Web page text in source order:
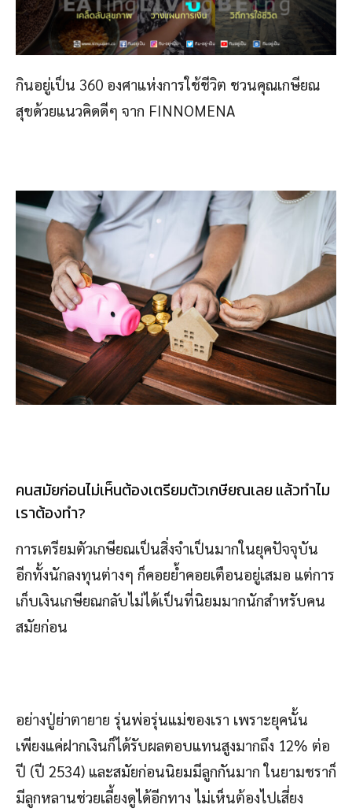
กินอยู่เป็น 360 องศาแห่งการใช้ชีวิต ชวนคุณเกษียณ
สุขด้วยแนวคิดดีๆ จาก FINNOMENA
คนสมัยก่อนไม่เห็นต้องเตรียมตัวเกษียณเลย แล้วทำไม
เราต้องทำ?
การเตรียมตัวเกษียณเป็นสิ่งจำเป็นมากในยุคปัจจุบัน
อีกทั้งนักลงทุนต่างๆ ก็คอยย้ำคอยเตือนอยู่เสมอ แต่การ
เก็บเงินเกษียณกลับไม่ได้เป็นที่นิยมมากนักสำหรับคน
สมัยก่อน
อย่างปู่ย่าตายาย รุ่นพ่อรุ่นแม่ของเรา เพราะยุคนั้น
เพียงแค่ฝากเงินก็ได้รับผลตอบแทนสูงมากถึง 12% ต่อ
ปี (ปี 2534) และสมัยก่อนนิยมมีลูกกันมาก ในยามชราก็
มีลูกหลานช่วยเลี้ยงดูได้อีกทาง ไม่เห็นต้องไปเสี่ยง